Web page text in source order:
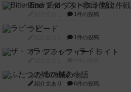
Bitter End ブタペスト救出作戦
1件の投稿
ラピード
1件の投稿
ザ・フラッフィー・ライト
ふたつの城の物語
紹介文あり 6件の投稿